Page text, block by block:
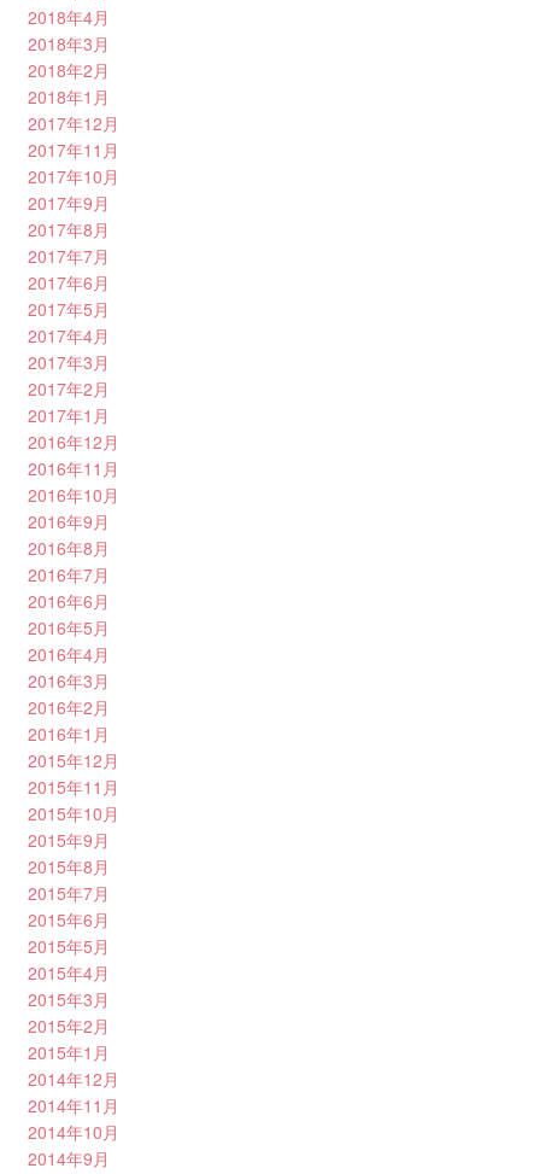
2018年4月
2018年3月
2018年2月
2018年1月
2017年12月
2017年11月
2017年10月
2017年9月
2017年8月
2017年7月
2017年6月
2017年5月
2017年4月
2017年3月
2017年2月
2017年1月
2016年12月
2016年11月
2016年10月
2016年9月
2016年8月
2016年7月
2016年6月
2016年5月
2016年4月
2016年3月
2016年2月
2016年1月
2015年12月
2015年11月
2015年10月
2015年9月
2015年8月
2015年7月
2015年6月
2015年5月
2015年4月
2015年3月
2015年2月
2015年1月
2014年12月
2014年11月
2014年10月
2014年9月